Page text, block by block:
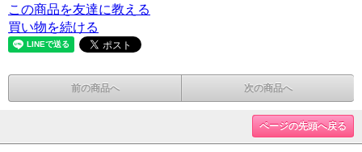
この商品を友達に教える
買い物を続ける
前の商品へ 次の商品へ
ページの先頭へ戻る